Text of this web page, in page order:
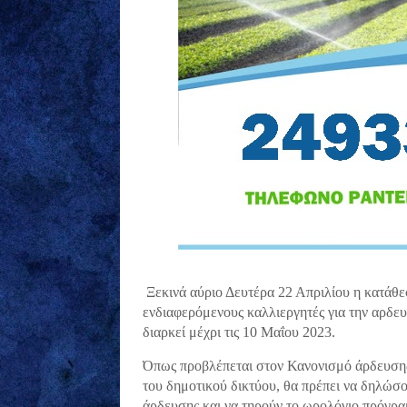
Ξεκινά αύριο Δευτέρα 22 Απριλίου η
ενδιαφερόμενους καλλιεργητές για την
διαρκεί μέχρι τις 10 Μαΐου 2023.
Όπως προβλέπεται στον Κανονισμό
του δημοτικού δικτύου, θα πρέπει να